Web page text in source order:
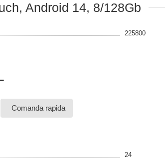
Android 14, 8/128Gb
225800
Comanda rapida
24